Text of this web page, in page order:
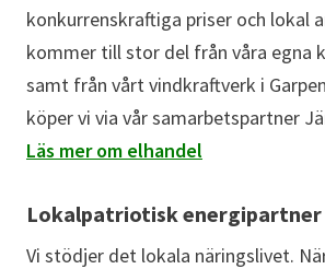
konkurrenskraftiga priser och lokal
kommer till stor del från våra egna
samt från vårt vindkraftverk i
köper vi via vår samarbetspartner
Läs mer om elhandel
Lokalpatriotisk energipartner
Vi stödjer det lokala näringslivet.